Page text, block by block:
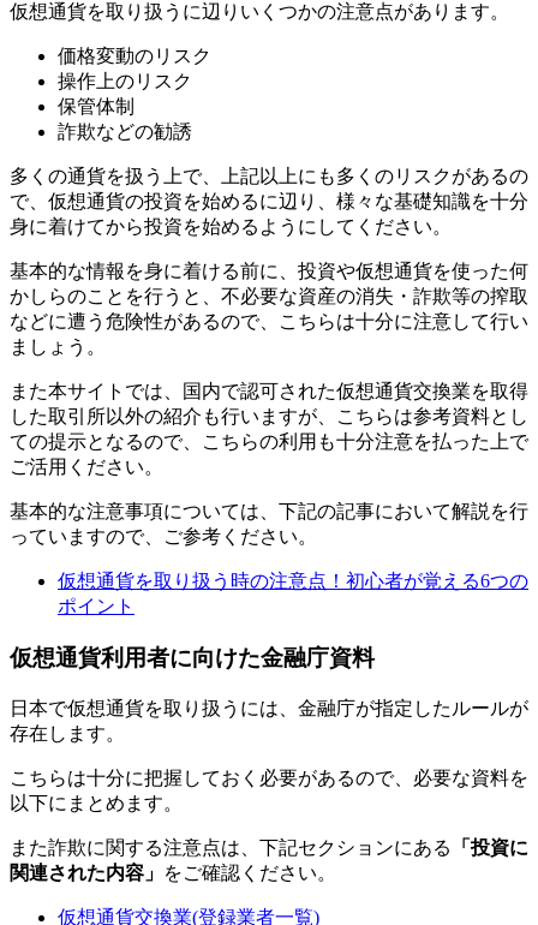
仮想通貨を取り扱うに辺りいくつかの注意点があります。
価格変動のリスク
操作上のリスク
保管体制
詐欺などの勧誘
多くの通貨を扱う上で、上記以上にも多くのリスクがあるの
で、仮想通貨の投資を始めるに辺り、様々な基礎知識を十分
身に着けてから投資を始めるようにしてください。
基本的な情報を身に着ける前に、投資や仮想通貨を使った何
かしらのことを行うと、不必要な資産の消失・詐欺等の搾取
などに遭う危険性があるので、こちらは十分に注意して行い
ましょう。
また本サイトでは、国内で認可された仮想通貨交換業を取得
した取引所以外の紹介も行いますが、こちらは参考資料とし
ての提示となるので、こちらの利用も十分注意を払った上で
ご活用ください。
基本的な注意事項については、下記の記事において解説を行
っていますので、ご参考ください。
仮想通貨を取り扱う時の注意点！初心者が覚える6つの
ポイント
仮想通貨利用者に向けた金融庁資料
日本で仮想通貨を取り扱うには、金融庁が指定したルールが
存在します。
こちらは十分に把握しておく必要があるので、必要な資料を
以下にまとめます。
また詐欺に関する注意点は、下記セクションにある
「投資に
関連された内容」 をご確認ください。
仮想通貨交換業(登録業者一覧)